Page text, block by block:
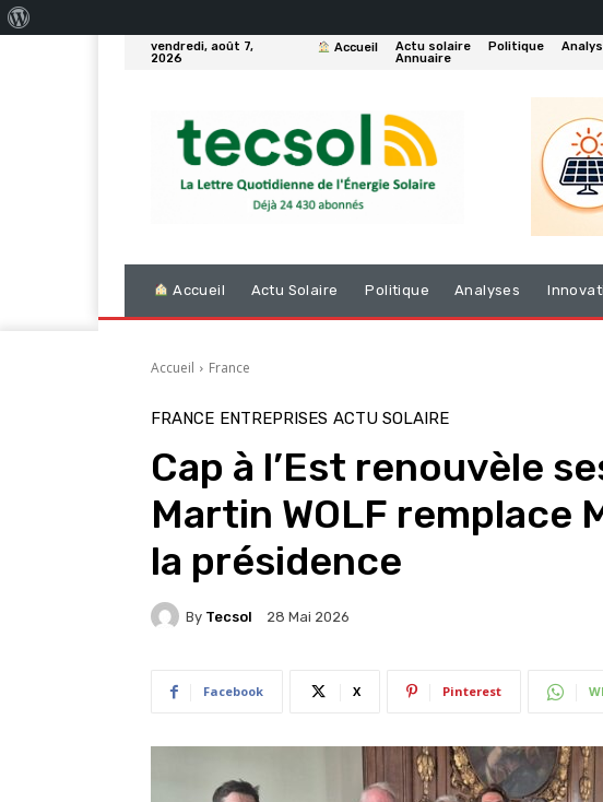
vendredi, août 7,
2026
Accueil Actu solaire Politique
Annuaire
Accueil Actu Solaire Politique Analyses
Accueil France
FRANCE ENTREPRISES ACTU SOLAIRE
Cap à l’Est renouvèle
Martin WOLF remplace
la présidence
By Tecsol 28 Mai 2026
Facebook X Pinterest